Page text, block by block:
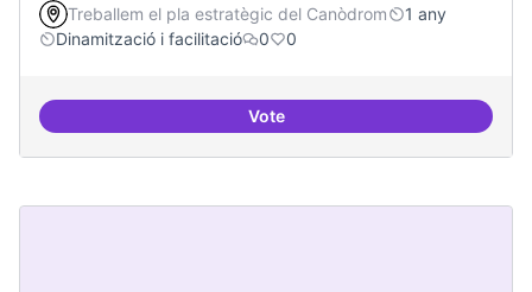
Treballem el pla estratègic del Canòdrom
1 any
Dinamització i facilitació
0 0
VoteGrades democràtiques